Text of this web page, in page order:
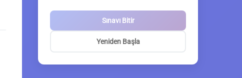
Sınavı Bitir
Yeniden Başla